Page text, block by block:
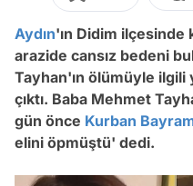
Aydın'ın Didim
arazide cansız bedeni
Tayhan'ın ölümüyle
çıktı. Baba Mehmet
gün önce Kurban
elini öpmüştü' dedi.